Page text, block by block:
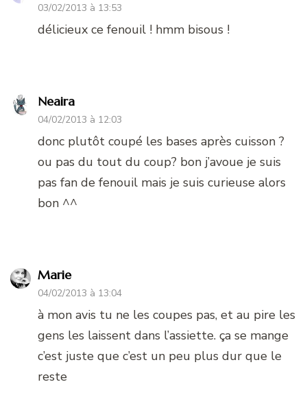
03/02/2013 à 13:53
délicieux ce fenouil ! hmm bisous !
Neaira
04/02/2013 à 12:03
donc plutôt coupé les bases après cuisson ?
ou pas du tout du coup? bon j’avoue je suis
pas fan de fenouil mais je suis curieuse alors
bon ^^
Marie
04/02/2013 à 13:04
à mon avis tu ne les coupes pas, et au pire les
gens les laissent dans l’assiette. ça se mange
c’est juste que c’est un peu plus dur que le
reste